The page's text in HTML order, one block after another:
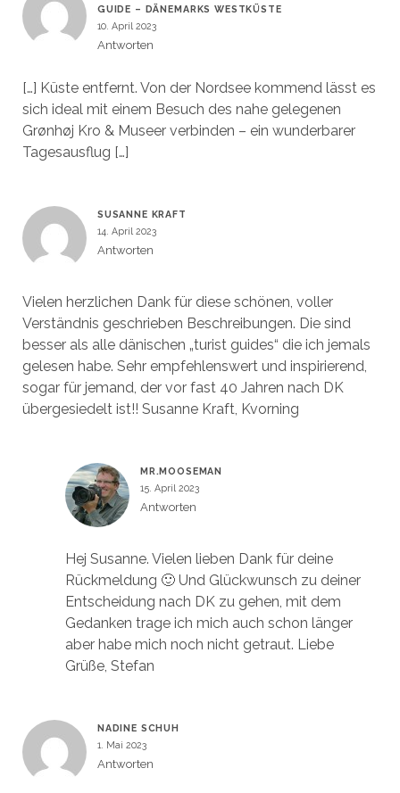
GUIDE – DÄNEMARKS WESTKÜSTE
10. April 2023
Antworten
[…] Küste entfernt. Von der Nordsee kommend lässt es
sich ideal mit einem Besuch des nahe gelegenen
Grønhøj Kro & Museer verbinden – ein wunderbarer
Tagesausflug […]
SUSANNE KRAFT
14. April 2023
Antworten
Vielen herzlichen Dank für diese schönen, voller
Verständnis geschrieben Beschreibungen. Die sind
besser als alle dänischen „turist guides“ die ich jemals
gelesen habe. Sehr empfehlenswert und inspirierend,
sogar für jemand, der vor fast 40 Jahren nach DK
übergesiedelt ist!! Susanne Kraft, Kvorning
MR.MOOSEMAN
15. April 2023
Antworten
Hej Susanne. Vielen lieben Dank für deine
Rückmeldung 🙂 Und Glückwunsch zu deiner
Entscheidung nach DK zu gehen, mit dem
Gedanken trage ich mich auch schon länger
aber habe mich noch nicht getraut. Liebe
Grüße, Stefan
NADINE SCHUH
1. Mai 2023
Antworten